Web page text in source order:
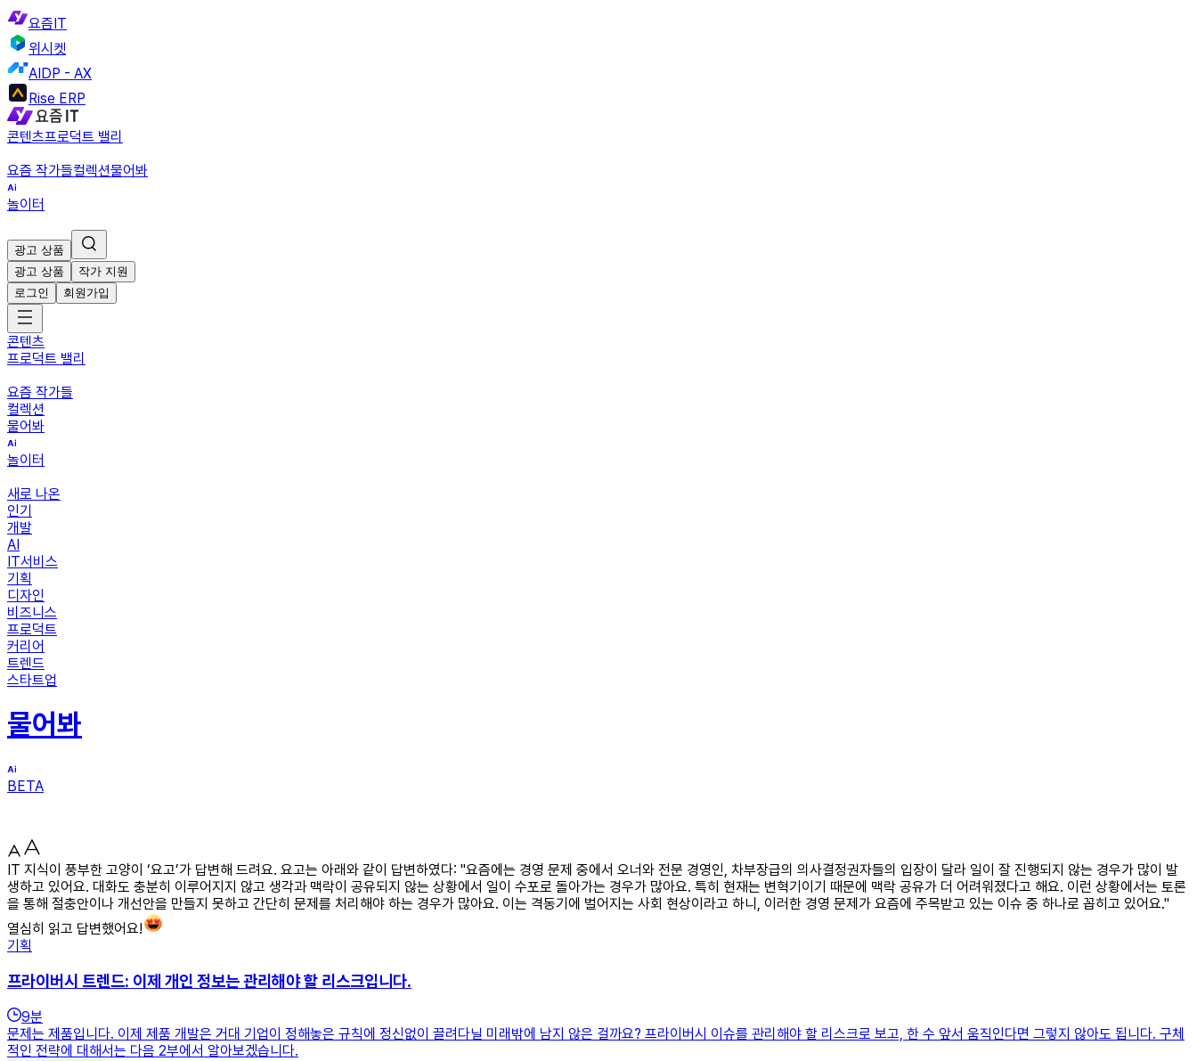
요즘IT
위시켓
AIDP - AX
Rise ERP
콘텐츠프로덕트 밸리
요즘 작가들컬렉션물어봐
놀이터
광고 상품
광고 상품
작가 지원
로그인
회원가입
콘텐츠
프로덕트 밸리
요즘 작가들
컬렉션
물어봐
놀이터
새로 나온
인기
개발
AI
IT서비스
기획
디자인
비즈니스
프로덕트
커리어
트렌드
스타트업
물어봐
BETA
IT 지식이 풍부한 고양이 ‘요고’가 답변해 드려요. 요고는 아래와 같이 답변하였다: "요즘에는 경영 문제 중에서 오너와 전문 경영인, 차부장급의 의사결정권자들의 입장이 달라 일이 잘 진행되지 않는 경우가 많이 발
생하고 있어요. 대화도 충분히 이루어지지 않고 생각과 맥락이 공유되지 않는 상황에서 일이 수포로 돌아가는 경우가 많아요. 특히 현재는 변혁기이기 때문에 맥락 공유가 더 어려워졌다고 해요. 이런 상황에서는 토론
을 통해 절충안이나 개선안을 만들지 못하고 간단히 문제를 처리해야 하는 경우가 많아요. 이는 격동기에 벌어지는 사회 현상이라고 하니, 이러한 경영 문제가 요즘에 주목받고 있는 이슈 중 하나로 꼽히고 있어요."
열심히 읽고 답변했어요!
기획
프라이버시 트렌드: 이제 개인 정보는 관리해야 할 리스크입니다.
9분
문제는 제품입니다. 이제 제품 개발은 거대 기업이 정해놓은 규칙에 정신없이 끌려다닐 미래밖에 남지 않은 걸까요? 프라이버시 이슈를 관리해야 할 리스크로 보고, 한 수 앞서 움직인다면 그렇지 않아도 됩니다. 구체
적인 전략에 대해서는 다음 2부에서 알아보겠습니다.